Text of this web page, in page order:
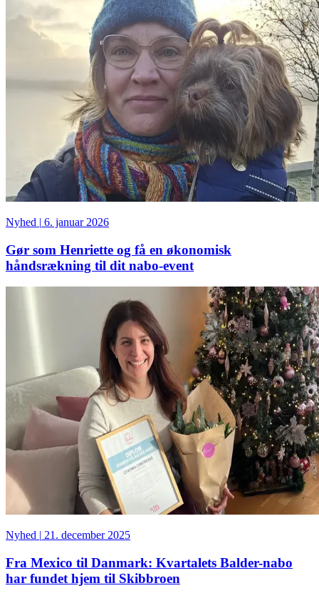
Nyhed | 6. januar 2026
Gør som Henriette og få en økonomisk
håndsrækning til dit nabo-event
Nyhed | 21. december 2025
Fra Mexico til Danmark: Kvartalets Balder-nabo
har fundet hjem til Skibbroen